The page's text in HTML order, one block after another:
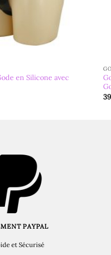
en Silicone avec
PAYPAL
et Sécurisé